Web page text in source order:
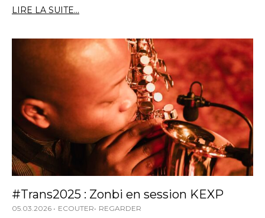
LIRE LA SUITE...
#Trans2025 : Zonbi en session KEXP
05.03.2026 ECOUTER REGARDER